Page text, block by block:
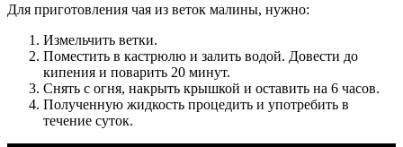
Для приготовления чая из веток малины, нужно:
Измельчить ветки.
Поместить в кастрюлю и залить водой. Довести до
кипения и поварить 20 минут.
Снять с огня, накрыть крышкой и оставить на 6 часов.
Полученную жидкость процедить и употребить в
течение суток.